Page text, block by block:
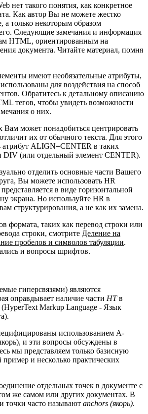
нет такого понятия, как конкретное
Как автор Вы не можете жестко
а только некоторым образом
Следующие замечания и информация
HTML, ориентированным на
документа. Читайте материал, помня
имеют необязательные атрибуты,
для воздействия на способ
Обратитесь к детальному описанию
тегов, чтобы увидеть возможности
о них.
Вам может понадобиться центрировать
их от обычного текста. Для этого
атрибут ALIGN=CENTER в таких
DIV (или отдельный элемент CENTER).
отделить основные части Вашего
Вы можете использовать HR
в виде горизонтальной
экрана. Но используйте HR в
структурирования, а не как их замена.
формата, таких как перевод строки или
строки, смотрите Деление на
пробелов и символов табуляции.
и вопросы шрифтов.
гиперсвязями) являются
оправдывает наличие части HTв
(HyperText Markup Language - Язык
использованием A-
и эти вопросы обсуждены в
мы представляем только базисную
и несколько практических
отдельных точек в документе с
же самом или других документах. В
точки часто называют anchors (якорь).